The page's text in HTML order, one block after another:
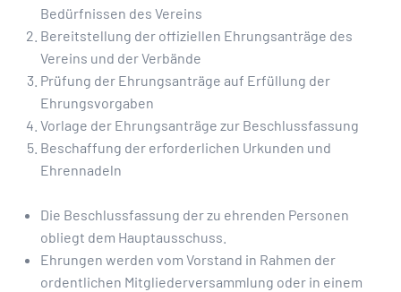
Bedürfnissen des Vereins
Bereitstellung der offiziellen Ehrungsanträge des
Vereins und der Verbände
Prüfung der Ehrungsanträge auf Erfüllung der
Ehrungsvorgaben
Vorlage der Ehrungsanträge zur Beschlussfassung
Beschaffung der erforderlichen Urkunden und
Ehrennadeln
Die Beschlussfassung der zu ehrenden Personen
obliegt dem Hauptausschuss.
Ehrungen werden vom Vorstand in Rahmen der
ordentlichen Mitgliederversammlung oder in einem